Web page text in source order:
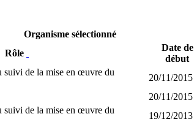
Organisme sélectionné
Rôle
Date de
début
suivi de la mise en œuvre du
20/11/2015
20/11/2015
suivi de la mise en œuvre du
19/12/2013